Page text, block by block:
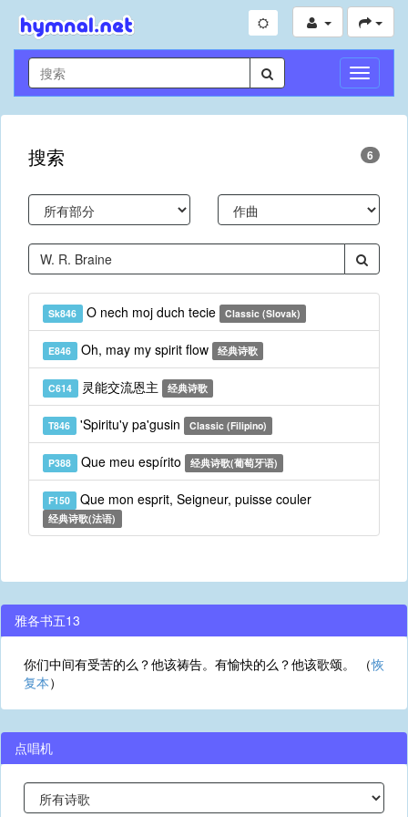
切
换
导
搜索 6
Sk846 O nech moj duch tecie Classic (Slovak)
E846 Oh, may my spirit flow 经典诗歌
C614 灵能交流恩主 经典诗歌
T846 'Spiritu'y pa'gusin Classic (Filipino)
P388 Que meu espírito 经典诗歌(葡萄牙语)
F150 Que mon esprit, Seigneur, puisse couler
经典诗歌(法语)
雅各书五13
你们中间有受苦的么？他该祷告。有愉快的么？他该歌颂。 （恢
复本）
点唱机